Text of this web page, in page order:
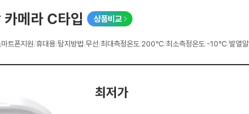
카메라 C타입 상품비교
트폰지원/휴대용/탐지방법:무선/최대측정온도:200℃/최소측정온도:-10℃/발열
최저가